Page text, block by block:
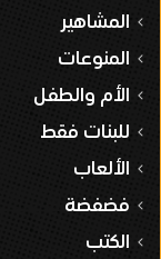
المشاهير
المنوعات
الأم والطفل
للبنات فقط
الألعاب
فضفضة
الكتب